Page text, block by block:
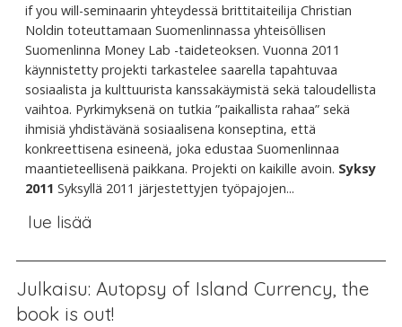
if you will-seminaarin yhteydessä brittitaiteilija Christian
Noldin toteuttamaan Suomenlinnassa yhteisöllisen
Suomenlinna Money Lab -taideteoksen. Vuonna 2011
käynnistetty projekti tarkastelee saarella tapahtuvaa
sosiaalista ja kulttuurista kanssakäymistä sekä taloudellista
vaihtoa. Pyrkimyksenä on tutkia ”paikallista rahaa” sekä
ihmisiä yhdistävänä sosiaalisena konseptina, että
konkreettisena esineenä, joka edustaa Suomenlinnaa
maantieteellisenä paikkana. Projekti on kaikille avoin. Syksy
2011 Syksyllä 2011 järjestettyjen työpajojen...
lue lisää
Julkaisu: Autopsy of Island Currency, the
book is out!